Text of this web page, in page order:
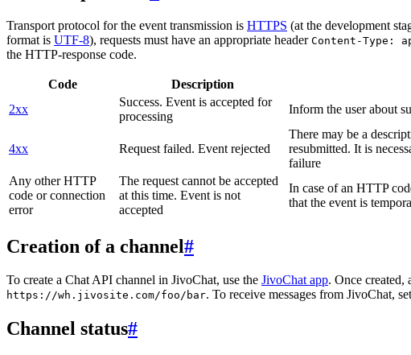
Transport protocol for the event transmission is HTTPS (at the development
format is UTF-8), requests must have an appropriate header Content-Type:
the HTTP-response code.
Code Description
2xx
Success. Event is accepted for
processing
Inform the user about
4xx Request failed. Event rejected
There may be a
resubmitted. It is
failure
Any other HTTP
code or connection
error
The request cannot be accepted
at this time. Event is not
accepted
In case of an HTTP
that the event is
Creation of a channel#
To create a Chat API channel in JivoChat, use the JivoChat app. Once created,
https://wh.jivosite.com/foo/bar. To receive messages from JivoChat,
Channel status#